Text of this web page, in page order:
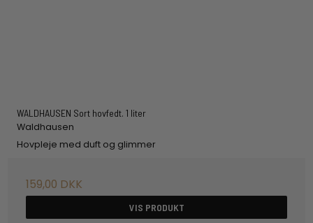
WALDHAUSEN Sort hovfedt. 1 liter
Waldhausen
Hovpleje med duft og glimmer
159,00 DKK
VIS PRODUKT